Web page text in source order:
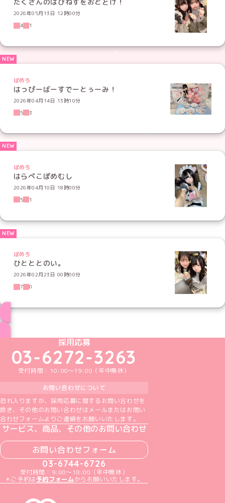
2026年05月13日 12時00分
4
1
ぽめろ
はっぴーばーすでーとぅーみ！
2026年04月14日 13時10分
5
3
ぽめろ
はらぺこぽめむし
2026年04月10日 18時00分
5
1
ぽめろ
ひとととのい。
2026年02月23日 00時00分
7
0
めいどりーみんTikTok公式アカウント
めいどりーみんX公式アカウント
めいどりーみんInstagram公式アカウント
めいどりーみんFacebook公式アカウン
めいどりーみんYouTube公式アカ
採用応募
03-6272-3263
受付時間：10:00～19:00（年中無休）
お問い合わせについて
恐れ入りますが、採用応募に関するお問い合わせを
除き、その他のお問い合わせはメールまたはお問い
合わせフォームよりご連絡をお願いいたします。
サービス、商品、その他のお問い合わせ
お問い合わせフォーム
03-6744-6726
受付時間：9:00～18:00（年中無休）
＊ご予約は予約フォームからお願いいたします。